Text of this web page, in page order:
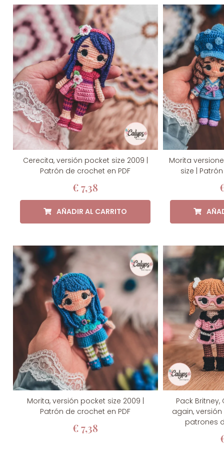
Cerecita, versión pocket size 2009 |
Patrón de crochet en PDF
€7,38
AÑADIR AL CARRITO
Morita
size |
Morita, versión pocket size 2009 |
Patrón de crochet en PDF
€7,38
Pack
again,
patrones
1